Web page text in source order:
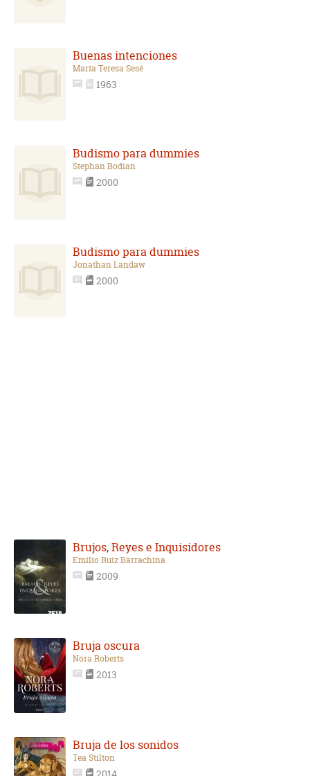
Buenas intenciones
María Teresa Sesé
1963
Budismo para dummies
Stephan Bodian
2000
Budismo para dummies
Jonathan Landaw
2000
Brujos, Reyes e Inquisidores
Emilio Ruiz Barrachina
2009
Bruja oscura
Nora Roberts
2013
Bruja de los sonidos
Tea Stilton